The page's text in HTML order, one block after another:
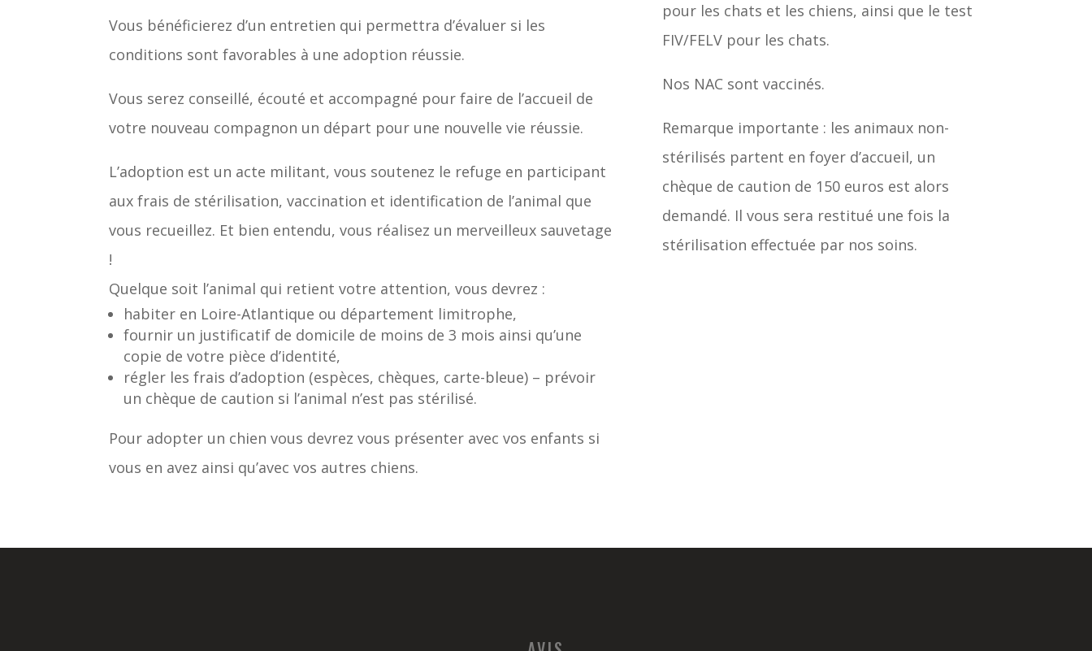
Vous bénéficierez d’un entretien qui permettra d’évaluer si les
conditions sont favorables à une adoption réussie.
Vous serez conseillé, écouté et accompagné pour faire de l’accueil de
votre nouveau compagnon un départ pour une nouvelle vie réussie.
L’adoption est un acte militant, vous soutenez le refuge en participant
aux frais de stérilisation, vaccination et identification de l’animal que
vous recueillez. Et bien entendu, vous réalisez un merveilleux sauvetage
!
Quelque soit l’animal qui retient votre attention, vous devrez :
habiter en Loire-Atlantique ou département limitrophe,
fournir un justificatif de domicile de moins de 3 mois ainsi qu’une
copie de votre pièce d’identité,
régler les frais d’adoption (espèces, chèques, carte-bleue) – prévoir
un chèque de caution si l’animal n’est pas stérilisé.
Pour adopter un chien vous devrez vous présenter avec vos enfants si
vous en avez ainsi qu’avec vos autres chiens.
pour les chats et les chiens, ainsi que le test
FIV/FELV pour les chats.
Nos NAC sont vaccinés.
Remarque importante : les animaux non-
stérilisés partent en foyer d’accueil, un
chèque de caution de 150 euros est alors
demandé. Il vous sera restitué une fois la
stérilisation effectuée par nos soins.